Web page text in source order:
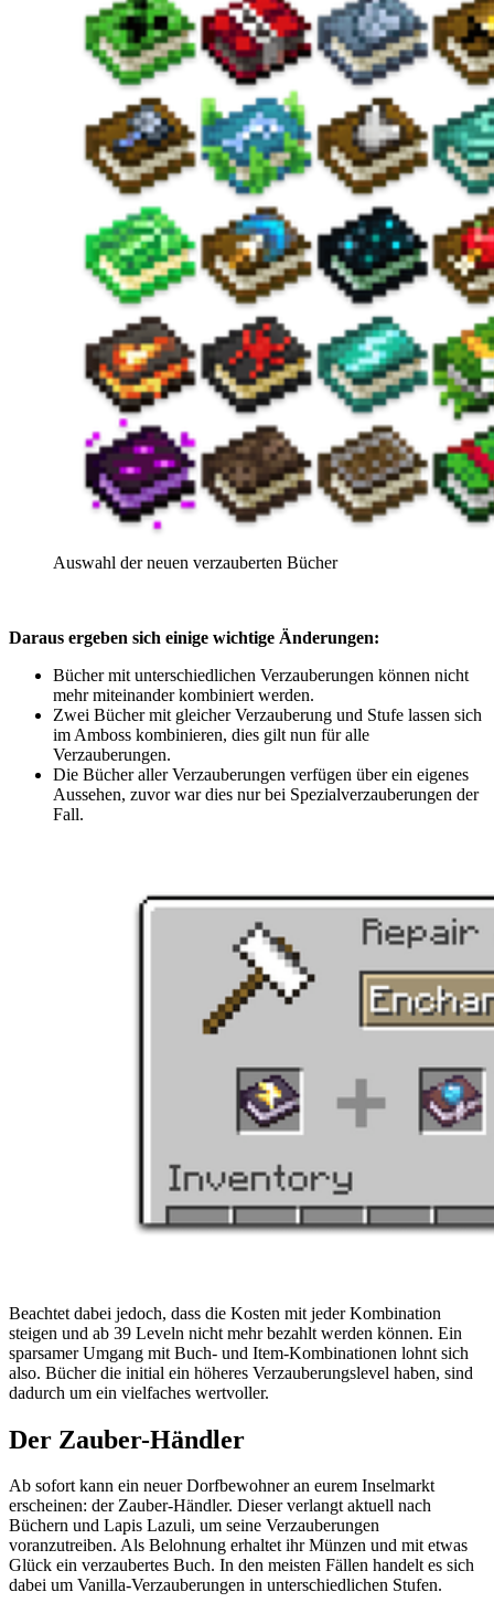
Auswahl der neuen verzauberten Bücher
Daraus ergeben sich einige wichtige Änderungen:
Bücher mit unterschiedlichen Verzauberungen können nicht
mehr miteinander kombiniert werden.
Zwei Bücher mit gleicher Verzauberung und Stufe lassen sich
im Amboss kombinieren, dies gilt nun für alle
Verzauberungen.
Die Bücher aller Verzauberungen verfügen über ein eigenes
Aussehen, zuvor war dies nur bei Spezialverzauberungen der
Fall.
Beachtet dabei jedoch, dass die Kosten mit jeder Kombination
steigen und ab 39 Leveln nicht mehr bezahlt werden können. Ein
sparsamer Umgang mit Buch- und Item-Kombinationen lohnt sich
also. Bücher die initial ein höheres Verzauberungslevel haben, sind
dadurch um ein vielfaches wertvoller.
Der Zauber-Händler
Ab sofort kann ein neuer Dorfbewohner an eurem Inselmarkt
erscheinen: der Zauber-Händler. Dieser verlangt aktuell nach
Büchern und Lapis Lazuli, um seine Verzauberungen
voranzutreiben. Als Belohnung erhaltet ihr Münzen und mit etwas
Glück ein verzaubertes Buch. In den meisten Fällen handelt es sich
dabei um Vanilla-Verzauberungen in unterschiedlichen Stufen.